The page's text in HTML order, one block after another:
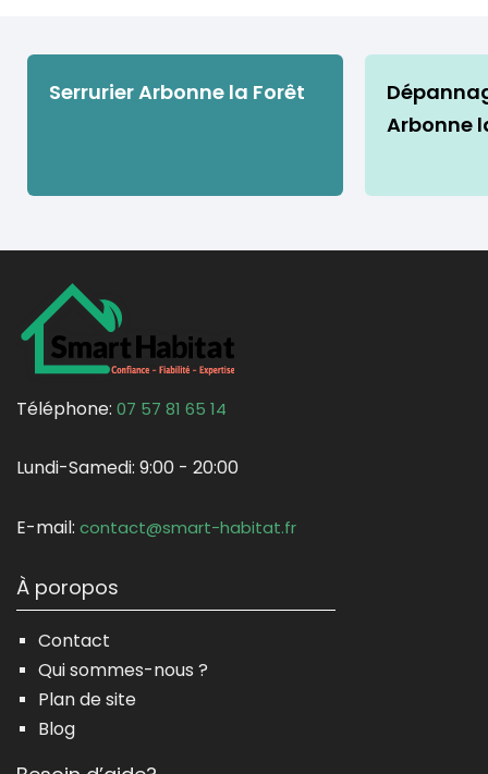
Serrurier Arbonne la Forêt
Arbonne
Téléphone: 07 57 81 65 14
Lundi-Samedi: 9:00 - 20:00
E-mail: contact@smart-habitat.fr
À poropos
Contact
Qui sommes-nous ?
Plan de site
Blog